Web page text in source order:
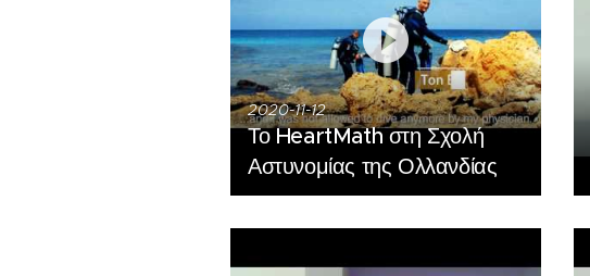
2020-11-12
Το HeartMath στη Σχολή
Αστυνομίας της Ολλανδίας